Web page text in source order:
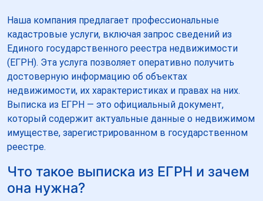
Наша компания предлагает профессиональные
кадастровые услуги, включая запрос сведений из
Единого государственного реестра недвижимости
(ЕГРН). Эта услуга позволяет оперативно получить
достоверную информацию об объектах
недвижимости, их характеристиках и правах на них.
Выписка из ЕГРН — это официальный документ,
который содержит актуальные данные о недвижимом
имуществе, зарегистрированном в государственном
реестре.
Что такое выписка из ЕГРН и зачем
она нужна?